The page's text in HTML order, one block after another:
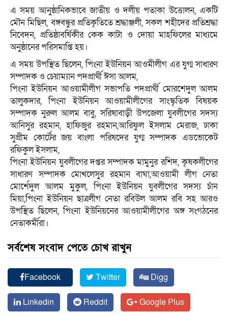
এ সময় আনুষ্ঠানিকভাবে জাতীয় ও দলীয় পতাকা উত্তোলন, একটি
মৌন মিছিল, বঙ্গবন্ধুর প্রতিকৃতিতে শ্রদ্ধাঞ্জলী, সকল শহীদের প্রতিশ্রদ্ধা
নিবেদন, প্রতিষ্ঠাবর্ষিকীর কেক কাটা ও দোয়া মাহফিলের মাধ্যমে
অনুষ্ঠানের পরিসমাপ্তি হয়।
এ সময় উপস্থিত ছিলেন, পিংনা ইউনিয়ন আওমীলীগ এর যুগ্ম সাধারণ
সম্পাদক ও চেয়াম্যান পদপ্রার্থী ঈসা আলম,
পিংনা ইউনিয়ন আওয়ামীলীগ সভাপতি পদপ্রার্থী মোরশেদুল আলম
তালুকদার, পিংনা ইউনিয়ন আওয়ামীলীগের সাংস্কৃতিক বিষয়ক
সম্পাদক নুরুল আলম বাবু, সরিষাবাড়ী উপজেলা যুবলীগের সদস্য
আনিসুর রহমান, হাফিজুর রহমান,আরিফুল ইসলাম মেরাজ, ঢাকা
সুপ্রীম কোর্টের জয় বাংলা পরিষদের যুগ্ম সম্পাদক এডভোকেট
রফিকুল ইসলাম,
পিংনা ইউনিয়ন যুবলীগের দপ্তর সম্পাদক মামুনুর রশিদ, কৃষকলীগের
সাধারণ সম্পাদক মোখলেসুর রহমান বাঘা,আওয়ামী লীগ নেতা
মোর্শেদুল আলম মুকুল, পিংনা ইউনিয়ন যুবলীগের সদস্য চাঁন
মিয়া,পিংনা ইউনিয়ন ছাত্রলীগ নেতা রবিউল আলম রবি সহ আরও
উপস্থিত ছিলেন, পিংনা ইউনিয়নের আওয়ামীলীগের অঙ্গ সংগঠনের
নেতাকর্মীরা।
সর্বশেষ সংবাদ পেতে চোখ রাখুন
Facebook Twitter Digg
Linkedin Reddit
Google Plus